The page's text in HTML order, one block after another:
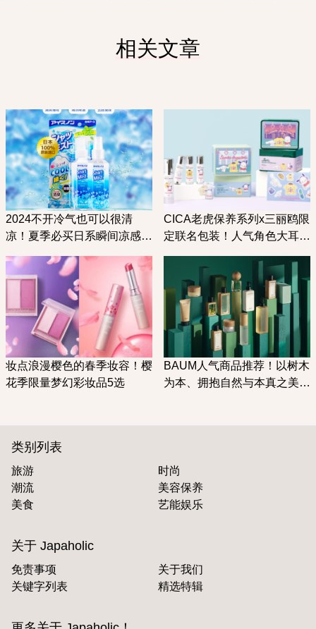
相关文章
2024不开冷气也可以很清
凉！夏季必买日系瞬间凉感小
CICA老虎保养系列x三丽鸥限
定联名包装！人气角色大耳
妆点浪漫樱色的春季妆容！樱
花季限量梦幻彩妆品5选
BAUM人气商品推荐！以树木
为本、拥抱自然与本真之美的
类别列表
旅游
时尚
潮流
美容保养
美食
艺能娱乐
关于 Japaholic
免责事项
关于我们
关键字列表
精选特辑